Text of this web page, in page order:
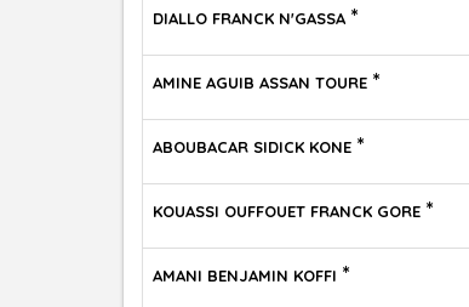
DIALLO FRANCK N'GASSA *
AMINE AGUIB ASSAN TOURE *
ABOUBACAR SIDICK KONE *
KOUASSI OUFFOUET FRANCK GORE *
AMANI BENJAMIN KOFFI *